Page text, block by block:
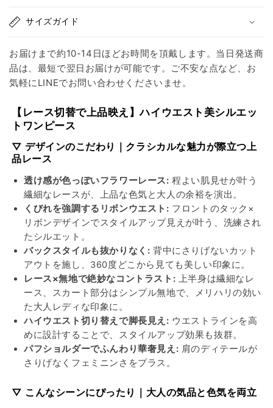
イ
ン
ピ
ー
の
数
量
を
減
ら
す
ン
ピ
ー
ス
の
量
増
や
す
サイズガイド
お届けまで約10-14日ほどお時間を頂戴します。当日発送商
品は、最短で翌日お届けが可能です。ご不安な点など、お
気軽にLINEでお問い合わせくださいませ。
【レース切替で上品映え】ハイウエスト美シルエッ
トワンピース
▽ デザインのこだわり｜クラシカルな魅力が際立つ上
品レース
透け感が色っぽいフラワーレース: 程よい肌見せが叶う
繊細なレースが、上品な色気と大人の余裕を演出。
くびれを強調するリボンウエスト: フロントのタック×
リボンデザインでスタイルアップ見えが叶う、洗練され
たシルエット。
バックスタイルも抜かりなく: 背中にさりげないカット
アウトを施し、360度どこから見ても美しい印象に。
レース×無地で絶妙なコントラスト: 上半身は繊細なレ
ース、スカート部分はシンプル無地で、メリハリの効い
た大人レディな印象に。
ハイウエスト切り替えで脚長見え: ウエストラインを高
めに設計することで、スタイルアップ効果も抜群。
パフショルダーでふんわり華奢見え: 肩のディテールが
さりげなくフェミニンさをプラス。
▽ こんなシーンにぴったり｜大人の気品と色気を両立